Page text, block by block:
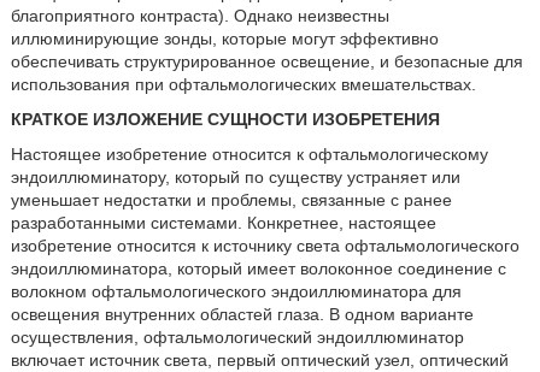
благоприятного контраста). Однако неизвестны
иллюминирующие зонды, которые могут эффективно
обеспечивать структурированное освещение, и безопасные для
использования при офтальмологических вмешательствах.
КРАТКОЕ ИЗЛОЖЕНИЕ СУЩНОСТИ ИЗОБРЕТЕНИЯ
Настоящее изобретение относится к офтальмологическому
эндоиллюминатору, который по существу устраняет или
уменьшает недостатки и проблемы, связанные с ранее
разработанными системами. Конкретнее, настоящее
изобретение относится к источнику света офтальмологического
эндоиллюминатора, который имеет волоконное соединение с
волокном офтальмологического эндоиллюминатора для
освещения внутренних областей глаза. В одном варианте
осуществления, офтальмологический эндоиллюминатор
включает источник света, первый оптический узел, оптический